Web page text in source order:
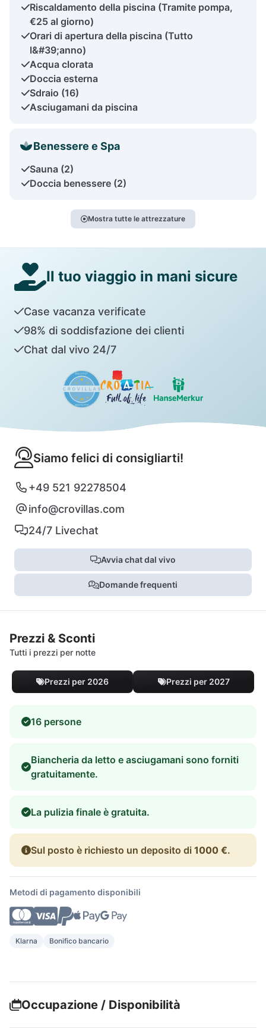
Riscaldamento della piscina (Tramite pompa,
€25 al giorno)
Orari di apertura della piscina (Tutto
l&#39;anno)
Acqua clorata
Doccia esterna
Sdraio (16)
Asciugamani da piscina
Benessere e Spa
Sauna (2)
Doccia benessere (2)
Mostra tutte le attrezzature
Il tuo viaggio in mani sicure
Case vacanza verificate
98% di soddisfazione dei clienti
Chat dal vivo 24/7
Siamo felici di consigliarti!
+49 521 92278504
info@crovillas.com
24/7 Livechat
Avvia chat dal vivo
Domande frequenti
Prezzi & Sconti
Tutti i prezzi per notte
Prezzi per 2026 Prezzi per 2027
16 persone
Biancheria da letto e asciugamani sono forniti
gratuitamente.
La pulizia finale è gratuita.
Sul posto è richiesto un deposito di 1000 €.
Metodi di pagamento disponibili
Klarna Bonifico bancario
Occupazione / Disponibilità